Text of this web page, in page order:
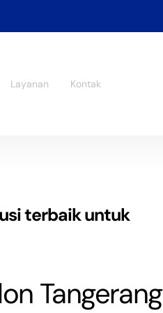
Layanan Kontak
terbaik untuk
Tangerang